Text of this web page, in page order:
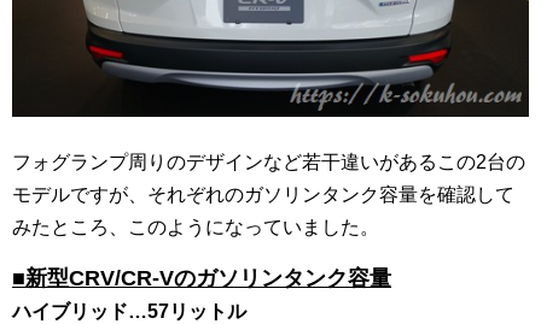
フォグランプ周りのデザインなど若干違いがあるこの2台の
モデルですが、それぞれのガソリンタンク容量を確認して
みたところ、このようになっていました。
■新型CRV/CR-Vのガソリンタンク容量
ハイブリッド…57リットル